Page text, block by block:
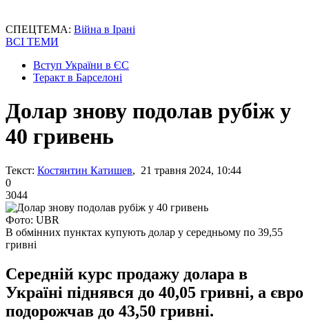
СПЕЦТЕМА: Війна в Ірані
ВСІ ТЕМИ
Вступ України в ЄС
Теракт в Барселоні
Долар знову подолав рубіж у
40 гривень
Текст: Костянтин Катишев, 21 травня 2024, 10:44
0
3044
Фото: UBR
В обмінних пунктах купують долар у середньому по 39,55
гривні
Середній курс продажу долара в
Україні піднявся до 40,05 гривні, а євро
подорожчав до 43,50 гривні.